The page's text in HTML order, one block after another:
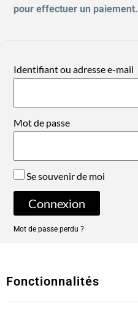
pour effectuer un paiement.
Identifiant ou adresse e-mail
Mot de passe
Se souvenir de moi
Connexion
Mot de passe perdu ?
Fonctionnalités